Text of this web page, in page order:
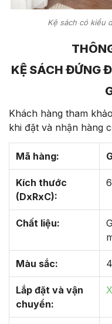
Kệ sách có kiểu
KỆ SÁCH ĐỨNG
Khách hàng tham
khi đặt và nhận hàng
Mã hàng:
Kích thước
(DxRxC):
Chất liệu:
Màu sắc:
Lắp đặt và vận
chuyển: